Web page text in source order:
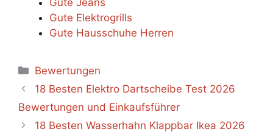
Gute Jeans
Gute Elektrogrills
Gute Hausschuhe Herren
Categories
Bewertungen
18 Besten Elektro Dartscheibe Test 2026
Bewertungen und Einkaufsführer
18 Besten Wasserhahn Klappbar Ikea 2026